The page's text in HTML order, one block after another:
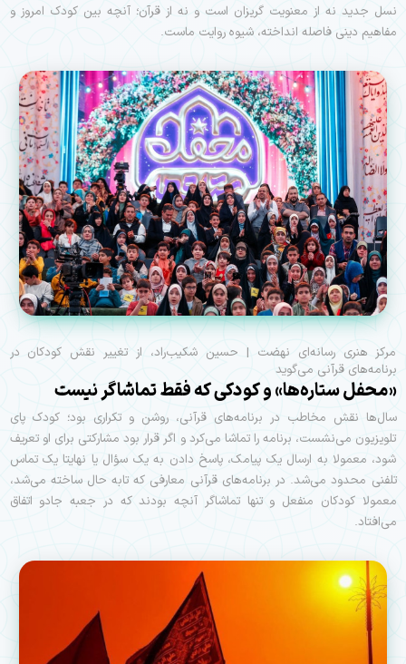
نسل جدید نه از معنویت گریزان است و نه از قرآن؛ آنچه بین کودک امروز و
مفاهیم دینی فاصله انداخته، شیوه روایت ماست.
مرکز هنری رسانه‌ای نهضت | حسین شکیب‌راد، از تغییر نقش کودکان در
برنامه‌های قرآنی می‌گوید
«محفل ستاره‌ها» و کودکی که فقط تماشاگر نیست
سال‌ها نقش مخاطب در برنامه‌های قرآنی، روشن و تکراری بود؛ کودک پای
تلویزیون می‌نشست، برنامه را تماشا می‌کرد و اگر قرار بود مشارکتی برای او تعریف
شود، معمولا به ارسال یک پیامک، پاسخ دادن به یک سؤال یا نهایتا یک تماس
تلفنی محدود می‌شد. در برنامه‌های قرآنی معارفی که تا‌به حال ساخته می‌شد،
معمولا کودکان منفعل و تنها تماشاگر آنچه بودند که در جعبه جادو اتفاق
می‌افتاد.